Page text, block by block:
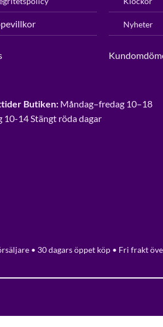
Nyheter
Butiken: Måndag–fredag 10–18
10-14 Stängt röda dagar
• 30 dagars öppet köp • Fri frakt